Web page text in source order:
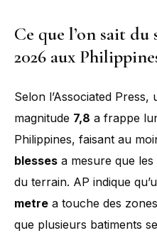
Ce que l’on sait
2026 aux
Selon l’Associated
magnitude 7,8 a frappe
Philippines, faisant au
blesses a mesure que
du terrain. AP indique
metre a touche des
que plusieurs batiments